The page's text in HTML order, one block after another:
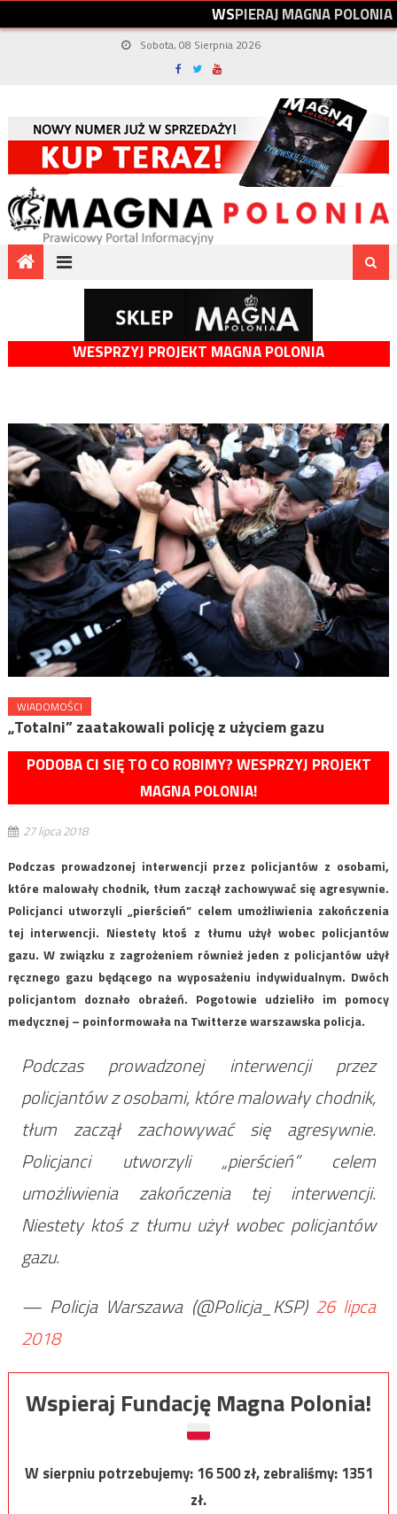
WSPIERAJMAGNAPOLONIA
Sobota, 08 Sierpnia 2026
WESPRZYJ PROJEKT MAGNA POLONIA
WIADOMOŚCI
„Totalni” zaatakowali policję z użyciem gazu
PODOBA CI SIĘ TO CO ROBIMY? WESPRZYJ PROJEKT
MAGNA POLONIA!
27 lipca 2018
Podczas prowadzonej interwencji przez policjantów z osobami,
które malowały chodnik, tłum zaczął zachowywać się agresywnie.
Policjanci utworzyli „pierścień” celem umożliwienia zakończenia
tej interwencji. Niestety ktoś z tłumu użył wobec policjantów
gazu. W związku z zagrożeniem również jeden z policjantów użył
ręcznego gazu będącego na wyposażeniu indywidualnym. Dwóch
policjantom doznało obrażeń. Pogotowie udzieliło im pomocy
medycznej – poinformowała na Twitterze warszawska policja.
Podczas prowadzonej interwencji przez
policjantów z osobami, które malowały chodnik,
tłum zaczął zachowywać się agresywnie.
Policjanci utworzyli „pierścień” celem
umożliwienia zakończenia tej interwencji.
Niestety ktoś z tłumu użył wobec policjantów
gazu.
— Policja Warszawa (@Policja_KSP) 26 lipca
2018
Wspieraj Fundację Magna Polonia!
W sierpniu potrzebujemy:16 500zł, zebraliśmy:1351
zł.